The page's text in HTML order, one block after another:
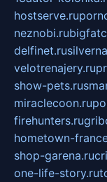
hostserve.ru
neznobi.ru
delfinet.ru
velotrenajery.ru
show-pets.ru
miraclecoon.ru
firehunters.ru
hometown-
shop-garena.ru
one-life-story.ru